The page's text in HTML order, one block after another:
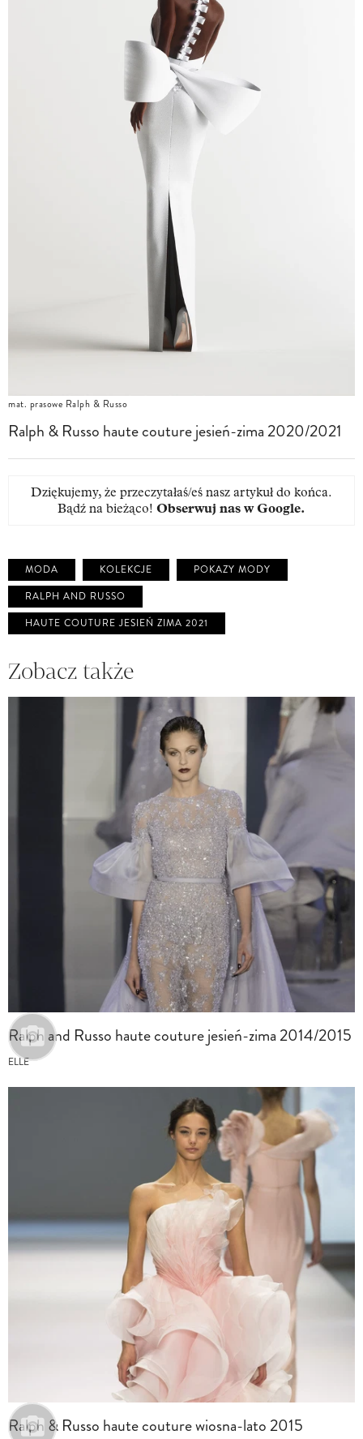
mat. prasowe Ralph & Russo
Ralph & Russo haute couture jesień-zima 2020/2021
Dziękujemy, że przeczytałaś/eś nasz artykuł do końca.
Bądź na bieżąco! Obserwuj nas w Google.
MODA KOLEKCJE
POKAZY MODY
RALPH AND RUSSO
HAUTE COUTURE JESIEŃ ZIMA 2021
Zobacz także
Ralph and Russo haute couture jesień-zima 2014/2015
ELLE
Ralph & Russo haute couture wiosna-lato 2015